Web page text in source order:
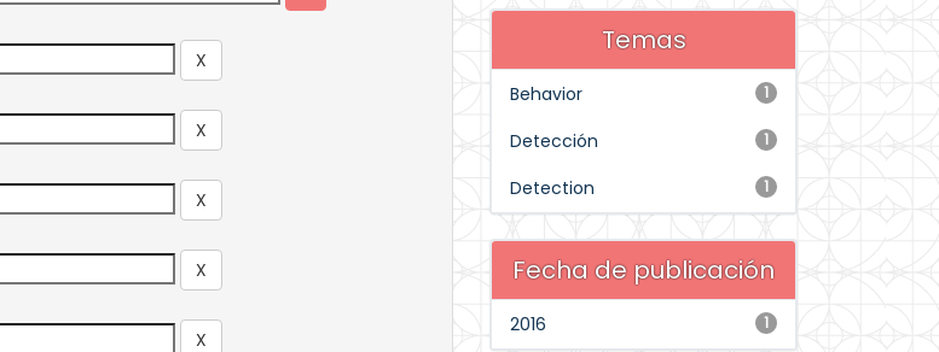
Temas
1
Behavior
1
Detección
1
Detection
Fecha de publicación
1
2016